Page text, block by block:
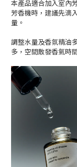
本產品適合加入室內
芳香機時，建議先滴
量。
調整水量及香氛精油
多，空間散發香氣時